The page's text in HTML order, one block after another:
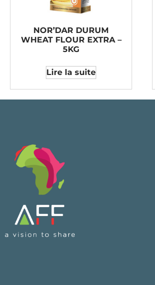
NOR’DAR DURUM
WHEAT FLOUR EXTRA –
5KG
Lire la suite